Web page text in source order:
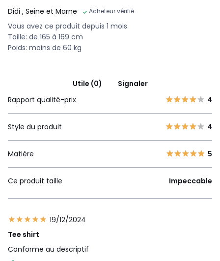
Didi , Seine et Marne Acheteur vérifié
Vous avez ce produit depuis 1 mois
Taille: de 165 à 169 cm
Poids: moins de 60 kg
Utile (0)
Signaler
Rapport qualité-prix
4
Style du produit 4
Matière 5
Ce produit taille Impeccable
19/12/2024
Tee shirt
Conforme au descriptif